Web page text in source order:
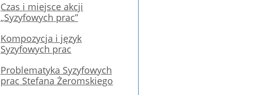
Czas i miejsce akcji
„Syzyfowych prac”
Kompozycja i język
Syzyfowych prac
Problematyka Syzyfowych
prac Stefana Żeromskiego